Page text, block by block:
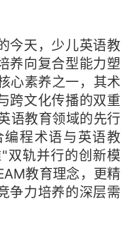
今天，少儿英语教
养向复合型能力塑
心素养之一，其术
跨文化传播的双重
语教育领域的先行
程术语与英语教
双轨并行的创新模
教育理念，更精
争力培养的深层需